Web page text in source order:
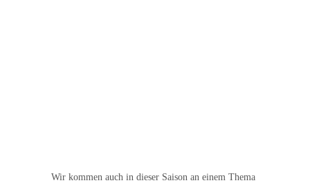
Wir kommen auch in dieser Saison an einem Thema